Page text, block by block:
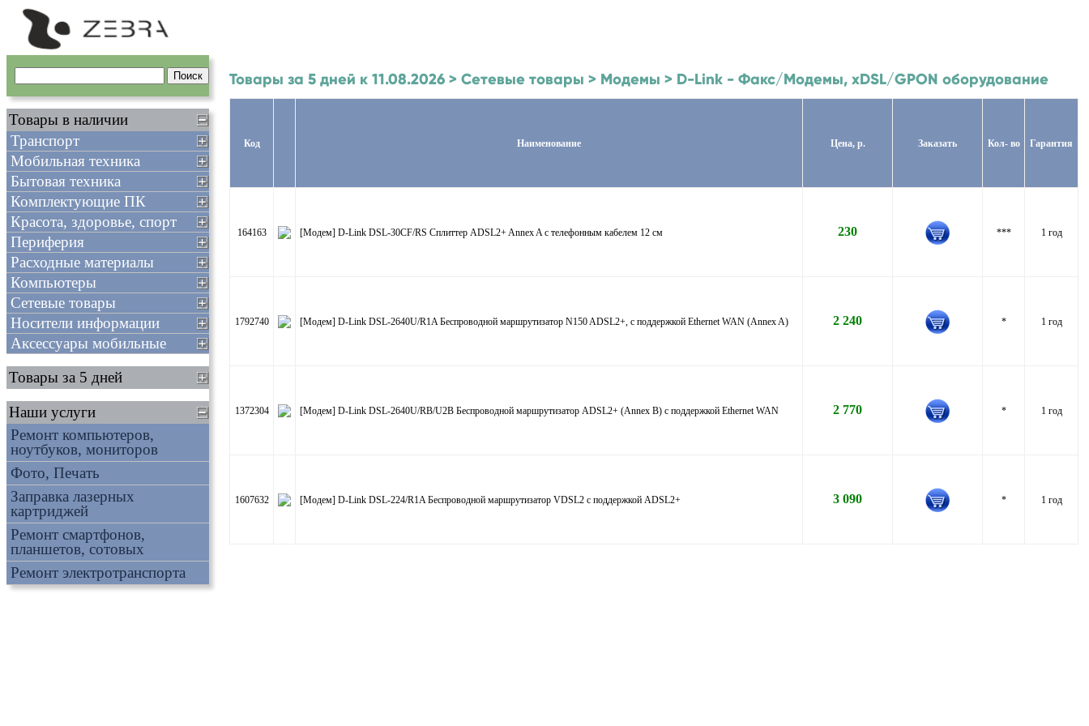
Товары за 5 дней к 11.08.2026 > Сетевые товары > Модемы > D-Link - Факс/Модемы, xDSL/GPON оборудование
Код Наименование Цена, р. Заказать Кол- во Гарантия
164163 [Модем] D-Link DSL-30CF/RS Сплиттер ADSL2+ Annex A c телефонным кабелем 12 см 230 *** 1 год
1792740 [Модем] D-Link DSL-2640U/R1A Беспроводной маршрутизатор N150 ADSL2+, с поддержкой Ethernet WAN (Annex A) 2 240 * 1 год
1372304 [Модем] D-Link DSL-2640U/RB/U2B Беспроводной маршрутизатор ADSL2+ (Annex B) с поддержкой Ethernet WAN 2 770 * 1 год
1607632 [Модем] D-Link DSL-224/R1A Беспроводной маршрутизатор VDSL2 с поддержкой ADSL2+ 3 090 * 1 год
Товары в наличии
Транспорт
Мобильная техника
Бытовая техника
Комплектующие ПК
Красота, здоровье, спорт
Периферия
Расходные материалы
Компьютеры
Сетевые товары
Носители информации
Аксессуары мобильные
Товары за 5 дней
Наши услуги
Ремонт компьютеров,
ноутбуков, мониторов
Фото, Печать
Заправка лазерных
картриджей
Ремонт смартфонов,
планшетов, сотовых
Ремонт электротранспорта